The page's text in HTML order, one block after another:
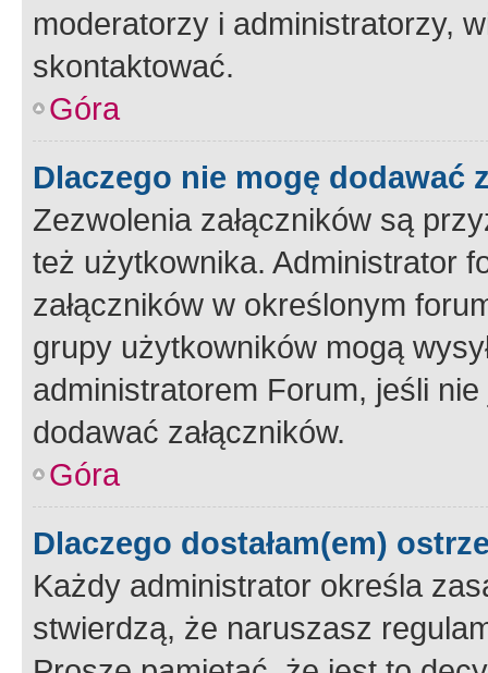
moderatorzy i administratorzy,
skontaktować.
Góra
Dlaczego nie mogę dodawać
Zezwolenia załączników są
też użytkownika. Administrator
załączników w określonym
grupy użytkowników mogą
administratorem Forum, jeśli
dodawać załączników.
Góra
Dlaczego dostałam(em)
Każdy administrator określa
stwierdzą, że naruszasz